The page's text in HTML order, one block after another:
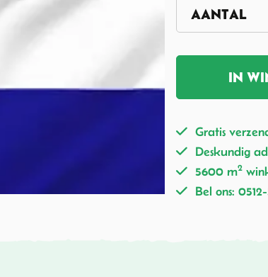
IN
Gratis
Deskundig
5600 m2
Bel ons: